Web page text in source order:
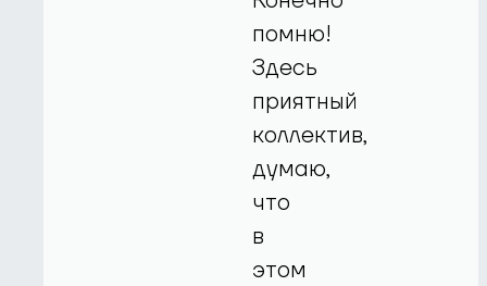
помню!
Здесь
приятный
коллектив,
думаю,
что
в
этом